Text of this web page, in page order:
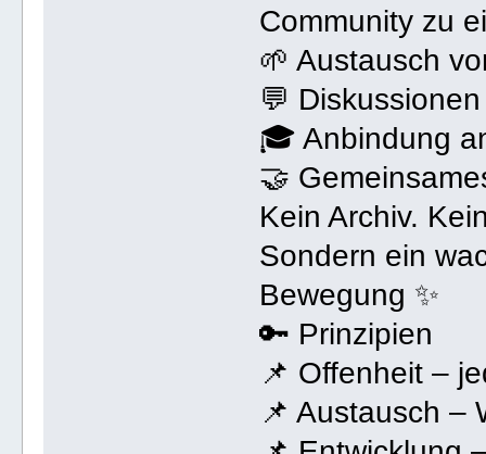
Community zu
🌱 Austausch
💬
🎓 Anbindung
🤝
Kein Archiv.
Sondern ein
Bewegung ✨
🔑 Prinzipien
📌 Offenheit –
📌 Austausch –